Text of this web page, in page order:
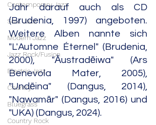
Contemporary Jazz
Soul Jazz
Modern Jazz
Jazz Rock/Fusion
Electric Jazz
Country
Bluegrass
Country Rock
Jahr darauf auch als CD
(Brudenia, 1997) angeboten.
Weitere Alben nannte sich
"L'Automne Éternel" (Brudenia,
2000), "Āustradēiwa" (Ars
Benevola Mater, 2005),
"Undēina" (Dangus, 2014),
"Nawamār" (Dangus, 2016) und
"UKA) (Dangus, 2024).